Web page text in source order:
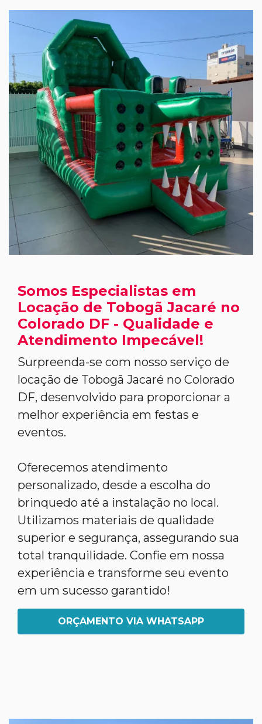
Somos Especialistas em
Locação de Tobogã Jacaré no
Colorado DF - Qualidade e
Atendimento Impecável!
Surpreenda-se com nosso serviço de
locação de Tobogã Jacaré no Colorado
DF, desenvolvido para proporcionar a
melhor experiência em festas e
eventos.
Oferecemos atendimento
personalizado, desde a escolha do
brinquedo até a instalação no local.
Utilizamos materiais de qualidade
superior e segurança, assegurando sua
total tranquilidade. Confie em nossa
experiência e transforme seu evento
em um sucesso garantido!
ORÇAMENTO VIA WHATSAPP